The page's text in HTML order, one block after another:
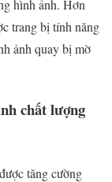
hình ảnh. Hơn
trang bị tính năng
ảnh quay bị mờ
chất lượng
tăng cường